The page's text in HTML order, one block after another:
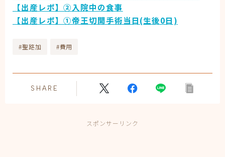
【出産レポ】②入院中の食事
【出産レポ】①帝王切開手術当日(生後0日)
#聖路加 #費用
SHARE
スポンサーリンク